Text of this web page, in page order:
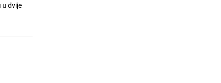
dvije